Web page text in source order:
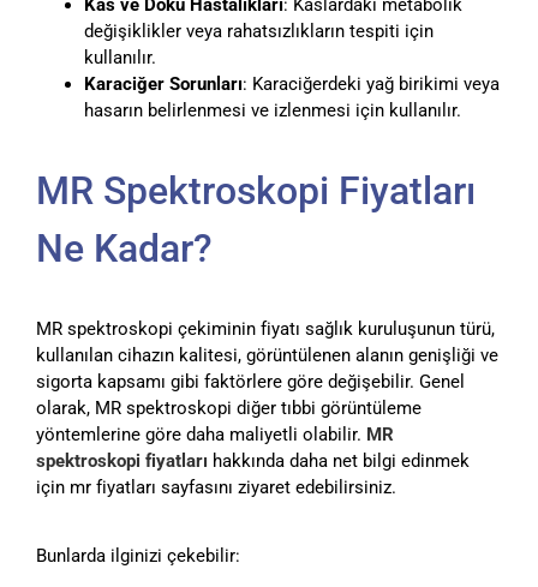
Kas ve Doku Hastalıkları: Kaslardaki metabolik
değişiklikler veya rahatsızlıkların tespiti için
kullanılır.
Karaciğer Sorunları: Karaciğerdeki yağ birikimi veya
hasarın belirlenmesi ve izlenmesi için kullanılır.
MR Spektroskopi Fiyatları
Ne Kadar?
MR spektroskopi çekiminin fiyatı sağlık kuruluşunun türü,
kullanılan cihazın kalitesi, görüntülenen alanın genişliği ve
sigorta kapsamı gibi faktörlere göre değişebilir. Genel
olarak, MR spektroskopi diğer tıbbi görüntüleme
yöntemlerine göre daha maliyetli olabilir. MR
spektroskopi fiyatları hakkında daha net bilgi edinmek
için mr fiyatları sayfasını ziyaret edebilirsiniz.
Bunlarda ilginizi çekebilir: